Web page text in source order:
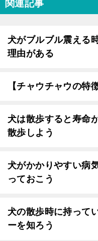
関連記事
犬がブルブル震える
理由がある
【チャウチャウの特
犬は散歩すると寿命
散歩しよう
犬がかかりやすい病
っておこう
犬の散歩時に持って
ーを知ろう